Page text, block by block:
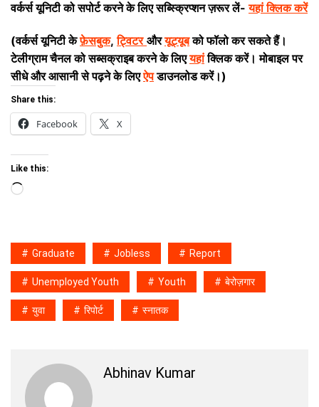
वर्कर्स यूनिटी को सपोर्ट करने के लिए सब्स्क्रिप्शन ज़रूर लें-यहां क्लिक करें
(वर्कर्स यूनिटी केफ़ेसबुक,ट्विटर औरयूट्यूब को फॉलो कर सकते हैं।
टेलीग्राम चैनल को सब्सक्राइब करने के लिएयहां क्लिक करें। मोबाइल पर
सीधे और आसानी से पढ़ने के लिएऐपडाउनलोड करें।)
Share this:
Facebook X
Like this:
Loading…
Graduate Jobless Report
Unemployed Youth Youth बेरोज़गार
युवा रिपोर्ट स्नातक
Abhinav Kumar